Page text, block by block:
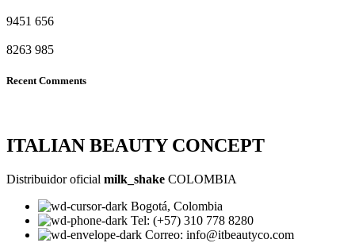
9451 656
8263 985
Recent Comments
ITALIAN BEAUTY CONCEPT
Distribuidor oficial milk_shake COLOMBIA
Bogotá, Colombia
Tel: (+57) 310 778 8280
Correo: info@itbeautyco.com